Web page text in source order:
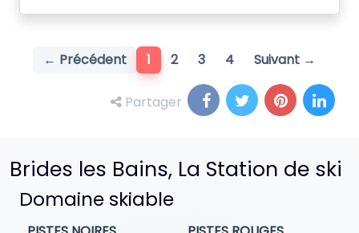
← Précédent 1(current)
2 3 4 Suivant →
Partager
Brides les Bains, La Station de ski
Domaine skiable